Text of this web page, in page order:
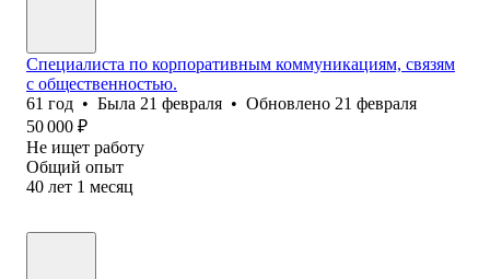
Специалиста по корпоративным коммуникациям, связям
с общественностью.
61 год • Была 21 февраля • Обновлено 21 февраля
50 000 ₽
Не ищет работу
Общий опыт
40 лет 1 месяц